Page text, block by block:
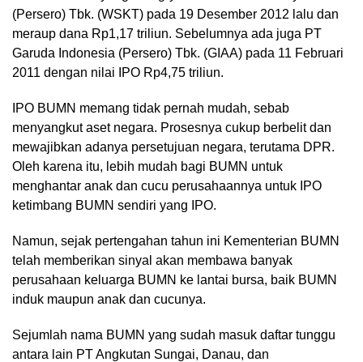
(Persero) Tbk. (WSKT) pada 19 Desember 2012 lalu dan
meraup dana Rp1,17 triliun. Sebelumnya ada juga PT
Garuda Indonesia (Persero) Tbk. (GIAA) pada 11 Februari
2011 dengan nilai IPO Rp4,75 triliun.
IPO BUMN memang tidak pernah mudah, sebab
menyangkut aset negara. Prosesnya cukup berbelit dan
mewajibkan adanya persetujuan negara, terutama DPR.
Oleh karena itu, lebih mudah bagi BUMN untuk
menghantar anak dan cucu perusahaannya untuk IPO
ketimbang BUMN sendiri yang IPO.
Namun, sejak pertengahan tahun ini Kementerian BUMN
telah memberikan sinyal akan membawa banyak
perusahaan keluarga BUMN ke lantai bursa, baik BUMN
induk maupun anak dan cucunya.
Sejumlah nama BUMN yang sudah masuk daftar tunggu
antara lain PT Angkutan Sungai, Danau, dan